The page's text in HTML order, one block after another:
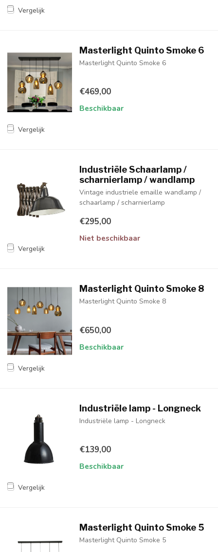
Vergelijk
Vergelijk
Masterlight Quinto Smoke 6
Masterlight Quinto Smoke 6
€469,00
Beschikbaar
Vergelijk
Industriële Schaarlamp /
scharnierlamp / wandlamp
Vintage industriele emaille wandlamp /
schaarlamp / scharnierlamp
€295,00
Niet beschikbaar
Vergelijk
Masterlight Quinto Smoke 8
Masterlight Quinto Smoke 8
€650,00
Beschikbaar
Vergelijk
Industriële lamp - Longneck
Industriële lamp - Longneck
€139,00
Beschikbaar
Masterlight Quinto Smoke 5
Masterlight Quinto Smoke 5